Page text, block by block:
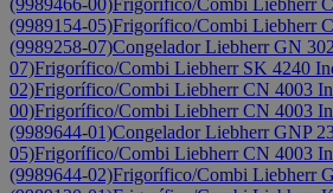
(9989154-05)Frigorífico/Combi Liebherr
(9989258-07)Congelador Liebherr GN
07)Frigorífico/Combi Liebherr SK 4240
02)Frigorífico/Combi Liebherr CN 4003
00)Frigorífico/Combi Liebherr CN 4003
(9989644-01)Congelador Liebherr GNP
05)Frigorífico/Combi Liebherr CN 4003
(9989644-02)Frigorífico/Combi Liebherr